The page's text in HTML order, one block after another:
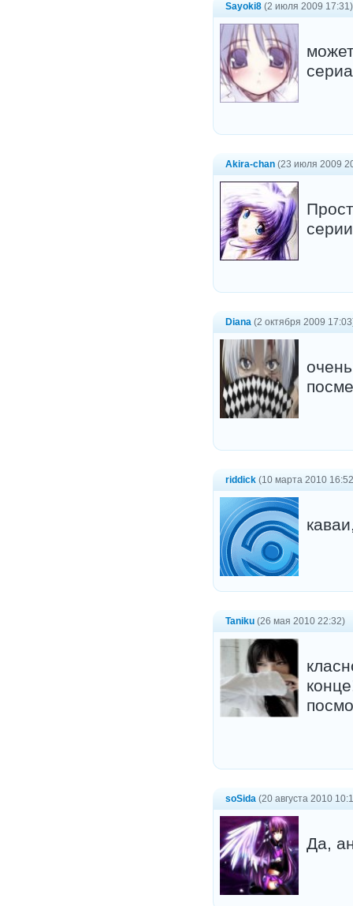
Sayoki8 (2 июля 2009 17:31)
Akira-chan (23 июля 2009
Diana (2 октября 2009
riddick (10 марта 2010
Taniku (26 мая 2010 22:32)
soSida (20 августа 2010
Да,